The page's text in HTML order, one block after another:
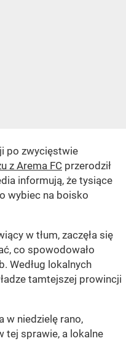
po zwycięstwie
z Arema FC przerodził
informują, że tysiące
wybiec na boisko
w tłum, zaczęła się
co spowodowało
Według lokalnych
tamtejszej prowincji
w niedzielę rano,
tej sprawie, a lokalne